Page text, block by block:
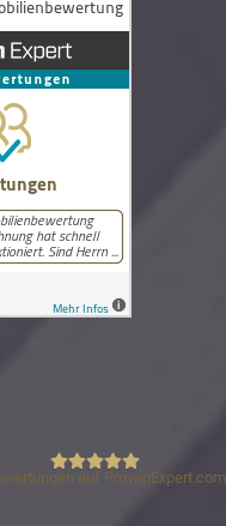
auf ProvenExpert.com